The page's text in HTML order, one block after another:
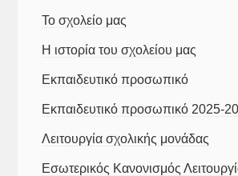
Το σχολείο μας
Η ιστορία του σχολείου μας
Εκπαιδευτικό προσωπικό
Εκπαιδευτικό προσωπικό 2025-
Λειτουργία σχολικής μονάδας
Εσωτερικός Κανονισμός